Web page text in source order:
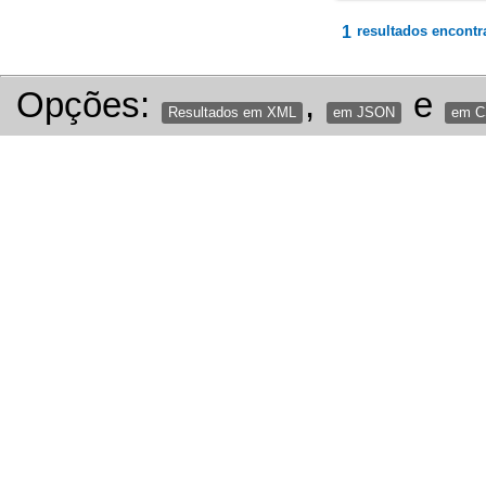
1 resultados
Opções: Resultados em XML , em JSON e em